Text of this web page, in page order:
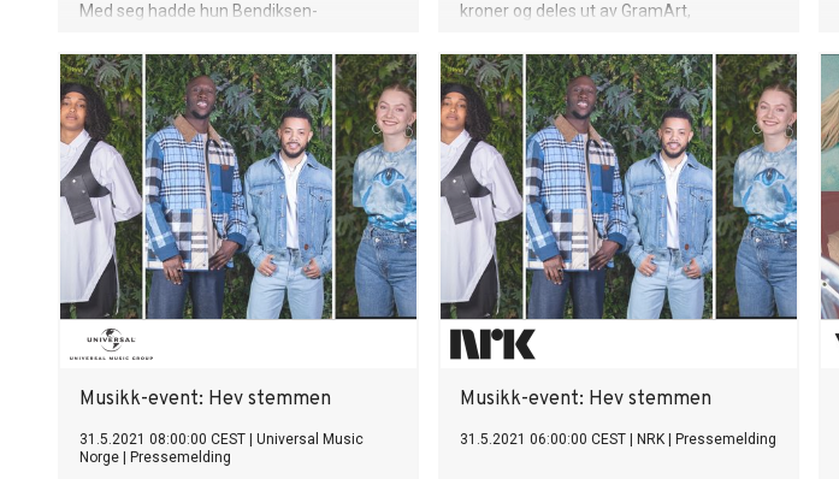
Med seg hadde hun Bendiksen-
kroner og deles ut av GramArt,
musikere.
Musikk-event: Hev stemmen
31.5.2021 08:00:00 CEST
Universal Music
Norge
Pressemelding
Musikk-event: Hev stemmen
31.5.2021 06:00:00 CEST NRK Pressemelding